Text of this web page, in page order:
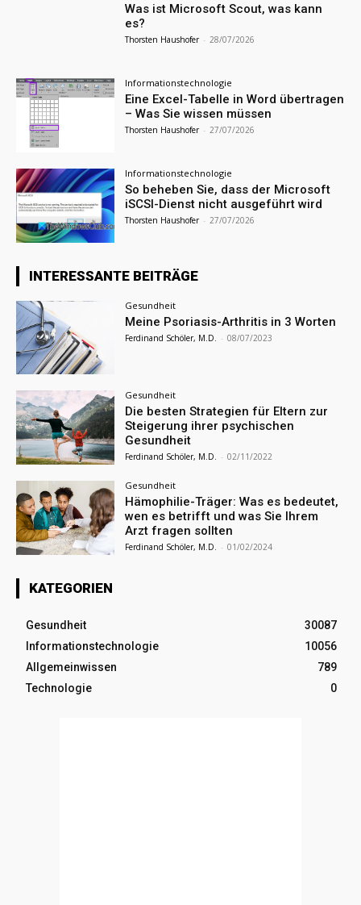
Was ist Microsoft Scout, was kann
es?
Thorsten Haushofer - 28/07/2026
Informationstechnologie
Eine Excel-Tabelle in Word übertragen
– Was Sie wissen müssen
Thorsten Haushofer - 27/07/2026
Informationstechnologie
So beheben Sie, dass der Microsoft
iSCSI-Dienst nicht ausgeführt wird
Thorsten Haushofer - 27/07/2026
INTERESSANTE BEITRÄGE
Gesundheit
Meine Psoriasis-Arthritis in 3 Worten
Ferdinand Schöler, M.D. - 08/07/2023
Gesundheit
Die besten Strategien für Eltern zur
Steigerung ihrer psychischen
Gesundheit
Ferdinand Schöler, M.D. - 02/11/2022
Gesundheit
Hämophilie-Träger: Was es bedeutet,
wen es betrifft und was Sie Ihrem
Arzt fragen sollten
Ferdinand Schöler, M.D. - 01/02/2024
KATEGORIEN
Gesundheit
30087
Informationstechnologie
10056
Allgemeinwissen
789
Technologie
0